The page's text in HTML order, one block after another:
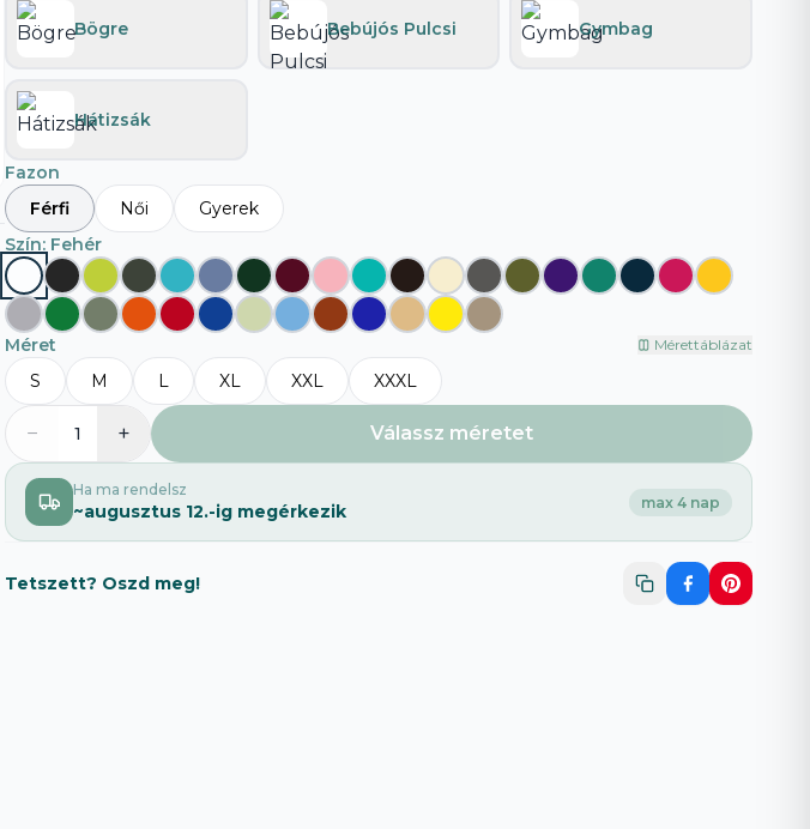
Böngészd az összeset→
Bögre Bebújós Pulcsi Gymbag
Hátizsák
Fazon
Férfi
Női
Gyerek
Szín: Fehér
Méret Mérettáblázat
S M L XL XXL XXXL
− 1 + Válassz méretet
Ha ma rendelsz
~augusztus 12.-ig megérkezik max 4 nap
Tetszett? Oszd meg!